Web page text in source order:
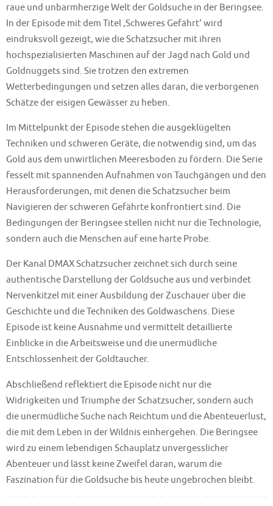
raue und unbarmherzige Welt der Goldsuche in der Beringsee.
In der Episode mit dem Titel ‚Schweres Gefährt‘ wird
eindruksvoll gezeigt, wie die Schatzsucher mit ihren
hochspezialisierten Maschinen auf der Jagd nach Gold und
Goldnuggets sind. Sie trotzen den extremen
Wetterbedingungen und setzen alles daran, die verborgenen
Schätze der eisigen Gewässer zu heben.
Im Mittelpunkt der Episode stehen die ausgeklügelten
Techniken und schweren Geräte, die notwendig sind, um das
Gold aus dem unwirtlichen Meeresboden zu fördern. Die Serie
fesselt mit spannenden Aufnahmen von Tauchgängen und den
Herausforderungen, mit denen die Schatzsucher beim
Navigieren der schweren Gefährte konfrontiert sind. Die
Bedingungen der Beringsee stellen nicht nur die Technologie,
sondern auch die Menschen auf eine harte Probe.
Der Kanal DMAX Schatzsucher zeichnet sich durch seine
authentische Darstellung der Goldsuche aus und verbindet
Nervenkitzel mit einer Ausbildung der Zuschauer über die
Geschichte und die Techniken des Goldwaschens. Diese
Episode ist keine Ausnahme und vermittelt detaillierte
Einblicke in die Arbeitsweise und die unermüdliche
Entschlossenheit der Goldtaucher.
Abschließend reflektiert die Episode nicht nur die
Widrigkeiten und Triumphe der Schatzsucher, sondern auch
die unermüdliche Suche nach Reichtum und die Abenteuerlust,
die mit dem Leben in der Wildnis einhergehen. Die Beringsee
wird zu einem lebendigen Schauplatz unvergesslicher
Abenteuer und lässt keine Zweifel daran, warum die
Faszination für die Goldsuche bis heute ungebrochen bleibt.